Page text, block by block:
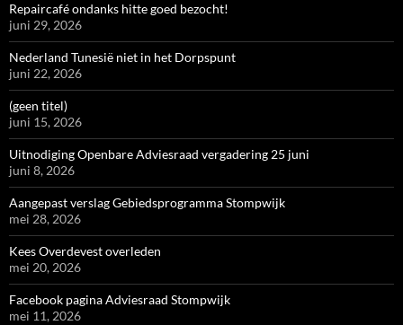
Repaircafé ondanks hitte goed bezocht!
juni 29, 2026
Nederland Tunesië niet in het Dorpspunt
juni 22, 2026
(geen titel)
juni 15, 2026
Uitnodiging Openbare Adviesraad vergadering 25 juni
juni 8, 2026
Aangepast verslag Gebiedsprogramma Stompwijk
mei 28, 2026
Kees Overdevest overleden
mei 20, 2026
Facebook pagina Adviesraad Stompwijk
mei 11, 2026